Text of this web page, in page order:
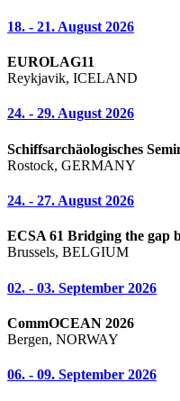
18. - 21. August 2026
EUROLAG11
Reykjavik, ICELAND
24. - 29. August 2026
Schiffsarchäologisches
Rostock, GERMANY
24. - 27. August 2026
ECSA 61 Bridging the gap
Brussels, BELGIUM
02. - 03. September 2026
CommOCEAN 2026
Bergen, NORWAY
06. - 09. September 2026